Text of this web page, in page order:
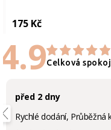
175 Kč
4.9Celková
před 2 dny
Rychlé dodání, Průběžná